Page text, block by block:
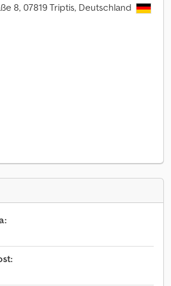
8, 07819 Triptis, Deutschland